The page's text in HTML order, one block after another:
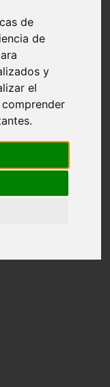
de
de
y
el